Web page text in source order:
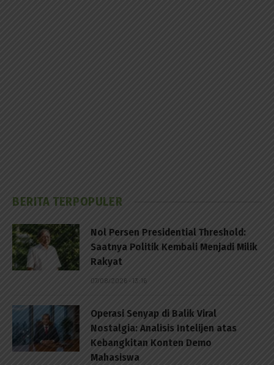
BERITA TERPOPULER
Nol Persen Presidential Threshold:
Saatnya Politik Kembali Menjadi Milik
Rakyat
07/08/2026 - 13:16
Operasi Senyap di Balik Viral
Nostalgia: Analisis Intelijen atas
Kebangkitan Konten Demo
Mahasiswa